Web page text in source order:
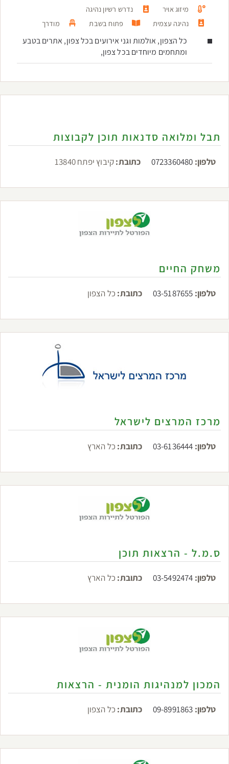
מיזוג אויר
נדרש רשיון נהיגה
נהיגה עצמית
פתוח בשבת מודרך
כל הצפון, אולמות וגני אירועים בכל צפון, אתרים בטבע
ומתחמים מיוחדים בכל צפון,
תבל ומלואה סדנאות תוכן לקבוצות
טלפון: 0723360480 כתובת:קיבוץ יפתח 13840
משחק החיים
טלפון: 03-5187655 כתובת: כל הצפון
מרכז המרצים לישראל
טלפון: 03-6136444 כתובת: כל הארץ
ס.מ.ל - הרצאות תוכן
טלפון: 03-5492474 כתובת: כל הארץ
המכון למנהיגות הומנית - הרצאות
טלפון: 09-8991863 כתובת: כל הצפון